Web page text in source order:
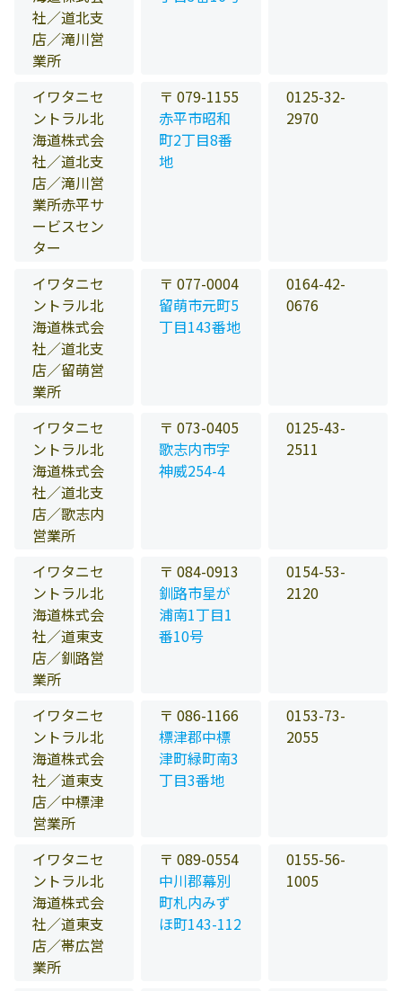
社／道北支
店／滝川営
業所
イワタニセ
ントラル北
海道株式会
社／道北支
店／滝川営
業所赤平サ
ービスセン
ター
〒 079-1155
赤平市昭和
町2丁目8番
地
0125-32-
2970
イワタニセ
ントラル北
海道株式会
社／道北支
店／留萌営
業所
〒 077-0004
留萌市元町5
丁目143番地
0164-42-
0676
イワタニセ
ントラル北
海道株式会
社／道北支
店／歌志内
営業所
〒 073-0405
歌志内市字
神威254-4
0125-43-
2511
イワタニセ
ントラル北
海道株式会
社／道東支
店／釧路営
業所
〒 084-0913
釧路市星が
浦南1丁目1
番10号
0154-53-
2120
イワタニセ
ントラル北
海道株式会
社／道東支
店／中標津
営業所
〒 086-1166
標津郡中標
津町緑町南3
丁目3番地
0153-73-
2055
イワタニセ
ントラル北
海道株式会
社／道東支
店／帯広営
業所
〒 089-0554
中川郡幕別
町札内みず
ほ町143-112
0155-56-
1005